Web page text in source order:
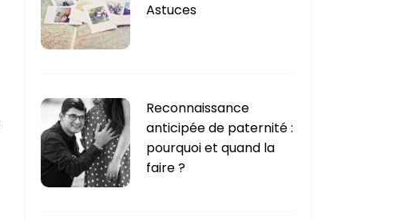
Astuces
Reconnaissance
anticipée de paternité :
pourquoi et quand la
faire ?